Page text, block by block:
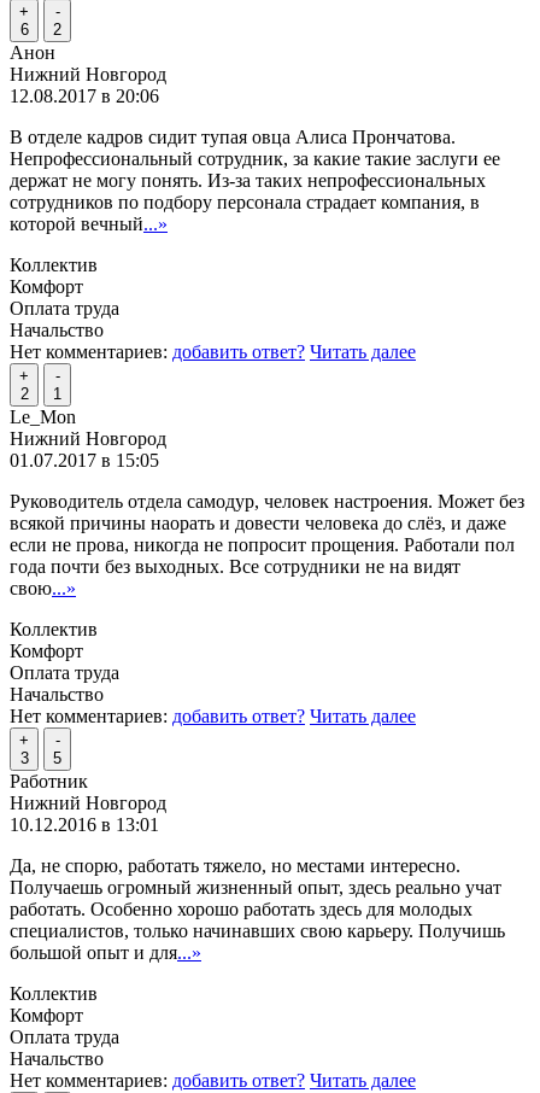
+
6
-
2
Анон
Нижний Новгород
12.08.2017 в 20:06
В отделе кадров сидит тупая овца Алиса Прончатова.
Непрофессиональный сотрудник, за какие такие заслуги ее
держат не могу понять. Из-за таких непрофессиональных
сотрудников по подбору персонала страдает компания, в
которой вечный...»
Коллектив
Комфорт
Оплата труда
Начальство
Нет комментариев: добавить ответ? Читать далее
+
2
-
1
Le_Mon
Нижний Новгород
01.07.2017 в 15:05
Руководитель отдела самодур, человек настроения. Может без
всякой причины наорать и довести человека до слёз, и даже
если не прова, никогда не попросит прощения. Работали пол
года почти без выходных. Все сотрудники не на видят
свою...»
Коллектив
Комфорт
Оплата труда
Начальство
Нет комментариев: добавить ответ? Читать далее
+
3
-
5
Работник
Нижний Новгород
10.12.2016 в 13:01
Да, не спорю, работать тяжело, но местами интересно.
Получаешь огромный жизненный опыт, здесь реально учат
работать. Особенно хорошо работать здесь для молодых
специалистов, только начинавших свою карьеру. Получишь
большой опыт и для...»
Коллектив
Комфорт
Оплата труда
Начальство
Нет комментариев: добавить ответ? Читать далее